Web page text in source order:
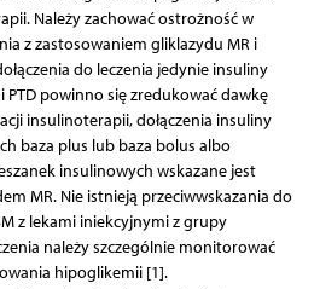
Należy zachować ostrożność w
z zastosowaniem gliklazydu MR i
do leczenia jedynie insuliny
PTD powinno się zredukować dawkę
insulinoterapii, dołączenia insuliny
baza plus lub baza bolus albo
insulinowych wskazane jest
MR. Nie istnieją przeciwwskazania do
z lekami iniekcyjnymi z grupy
należy szczególnie monitorować
hipoglikemii [1].